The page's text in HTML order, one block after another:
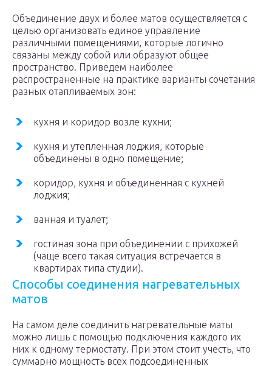
Объединение двух и более матов осуществляется с
целью организовать единое управление
различными помещениями, которые логично
связаны между собой или образуют общее
пространство. Приведем наиболее
распространенные на практике варианты сочетания
разных отапливаемых зон:
кухня и коридор возле кухни;
кухня и утепленная лоджия, которые
объединены в одно помещение;
коридор, кухня и объединенная с кухней
лоджия;
ванная и туалет;
гостиная зона при объединении с прихожей
(чаще всего такая ситуация встречается в
квартирах типа студии).
Способы соединения нагревательных
матов
На самом деле соединить нагревательные маты
можно лишь с помощью подключения каждого их
них к одному термостату. При этом стоит учесть, что
суммарно мощность всех подсоединенных